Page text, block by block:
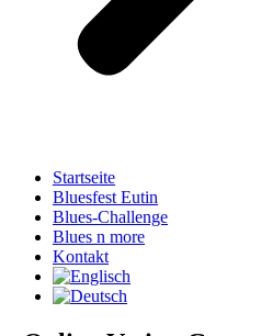
Startseite
Bluesfest Eutin
Blues-Challenge
Blues n more
Kontakt